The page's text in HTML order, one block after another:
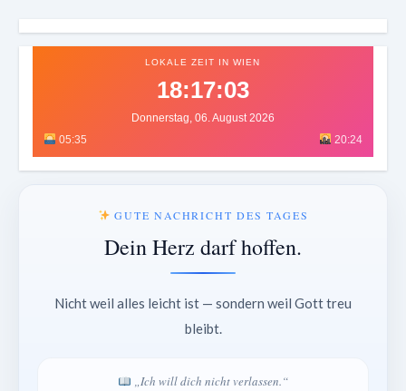
LOKALE ZEIT IN WIEN
18:17:08
Donnerstag, 06. August 2026
05:35
20:24
GUTE NACHRICHT DES TAGES
Dein Herz darf hoffen.
Nicht weil alles leicht ist — sondern weil Gott treu
bleibt.
„Ich will dich nicht verlassen.“